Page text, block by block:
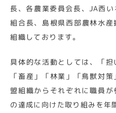
長、各農業委員会長、JA西
組合長、島根県西部農林水
組織しております。
具体的な活動としては、「担
「畜産」「林業」「鳥獣対
盟組織からそれぞれに職員
の達成に向けた取り組みを年